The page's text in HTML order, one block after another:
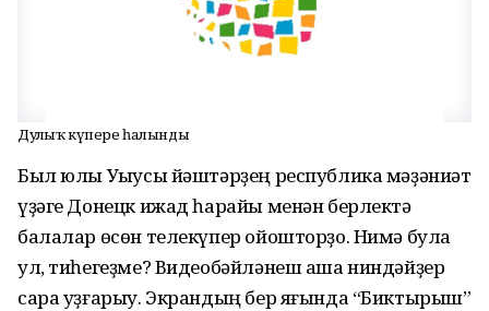
Дуҫлыҡ күпере һалынды
Был юлы Уҡыусы йәштәрҙең республика мәҙәниәт
үҙәге Донецк ижад һарайы менән берлектә
балалар өсөн телекүпер ойошторҙо. Нимә була
ул, тиһегеҙме? Видеобәйләнеш аша ниндәйҙер
сара уҙғарыу. Экрандың бер яғында “Биктырыш”